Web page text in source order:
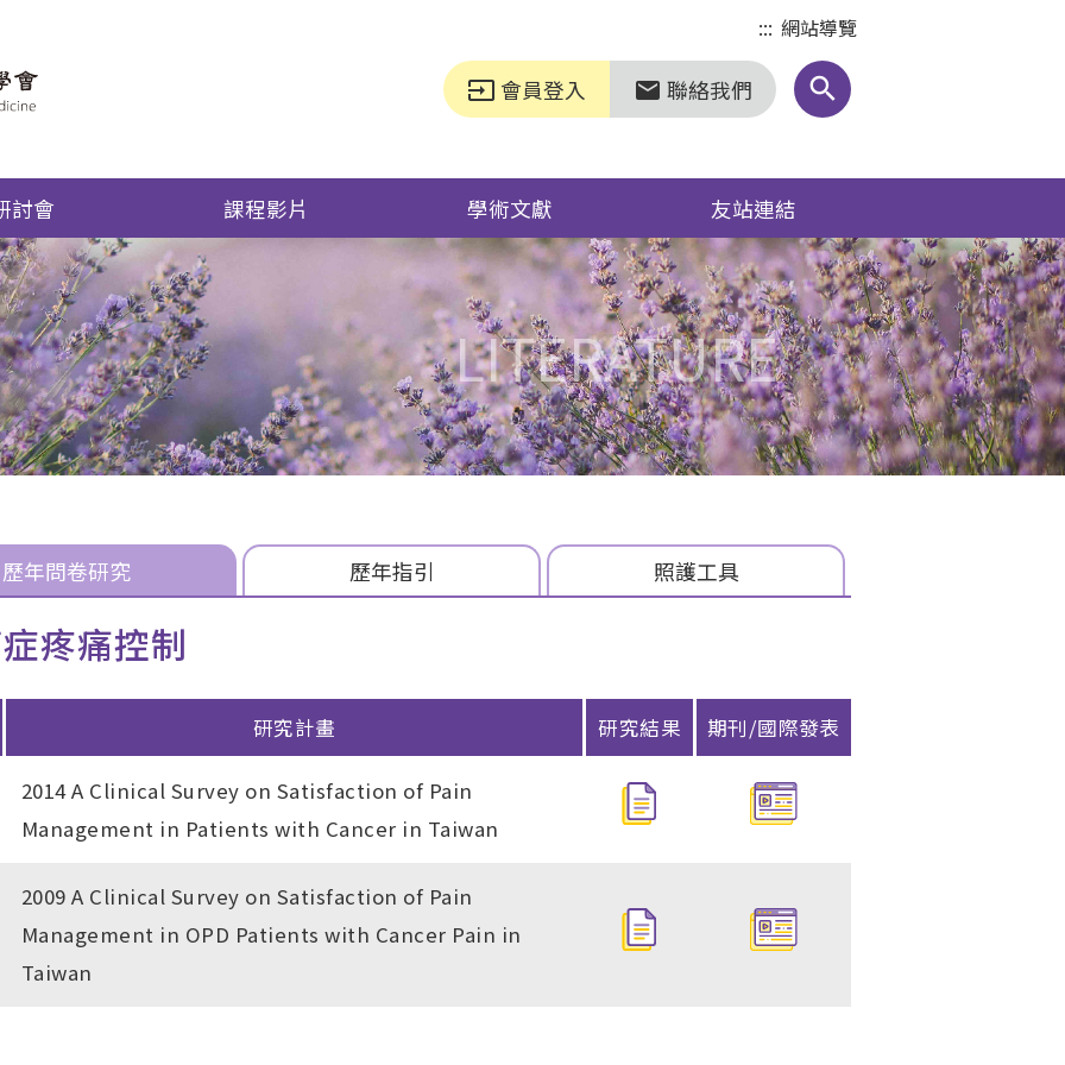
::: 網站導覽
input 會員登入 markunread 聯絡我們 search
討會 課程影片 學術文獻 友站連結
LITERATURE
歷年問卷研究 歷年指引 照護工具
疼痛控制
研究計畫 研究結果 期刊/國際發表
2014 A Clinical Survey on Satisfaction of Pain
Management in Patients with Cancer in Taiwan
2009 A Clinical Survey on Satisfaction of Pain
Management in OPD Patients with Cancer Pain in
Taiwan